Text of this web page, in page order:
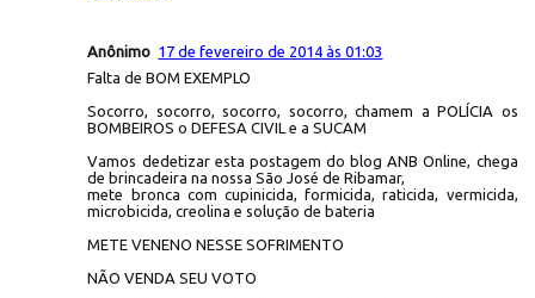
Anônimo 17 de fevereiro de 2014 às 01:03
Falta de BOM EXEMPLO
Socorro, socorro, socorro, socorro, chamem a POLÍCIA os
BOMBEIROS o DEFESA CIVIL e a SUCAM
Vamos dedetizar esta postagem do blog ANB Online, chega
de brincadeira na nossa São José de Ribamar,
mete bronca com cupinicida, formicida, raticida, vermicida,
microbicida, creolina e solução de bateria
METE VENENO NESSE SOFRIMENTO
NÃO VENDA SEU VOTO